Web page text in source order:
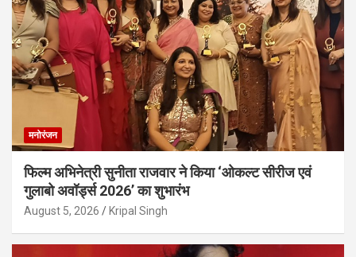
मनोरंजन
फिल्म अभिनेत्री सुनीता राजवार ने किया ‘ओकल्ट सीरीज एवं
गुलाबो अवॉर्ड्स 2026’ का शुभारंभ
August 5, 2026 Kripal Singh